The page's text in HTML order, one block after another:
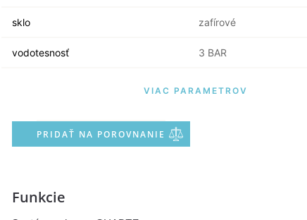
sklo zafírové
vodotesnosť 3 BAR
VIAC PARAMETROV
PRIDAŤ NA POROVNANIE
Funkcie